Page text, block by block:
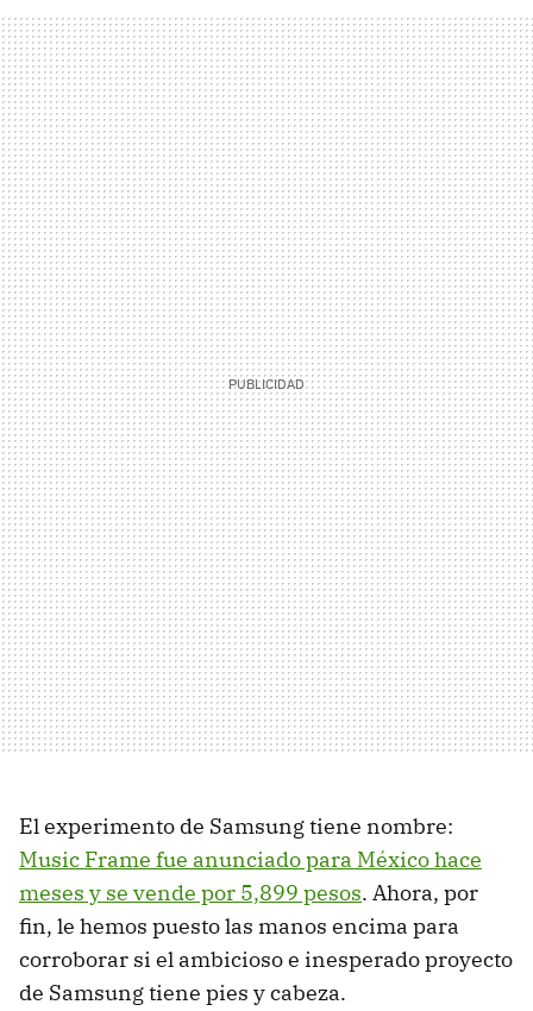
El experimento de Samsung tiene nombre:
Music Frame fue anunciado para México hace
meses y se vende por 5,899 pesos. Ahora, por
fin, le hemos puesto las manos encima para
corroborar si el ambicioso e inesperado proyecto
de Samsung tiene pies y cabeza.